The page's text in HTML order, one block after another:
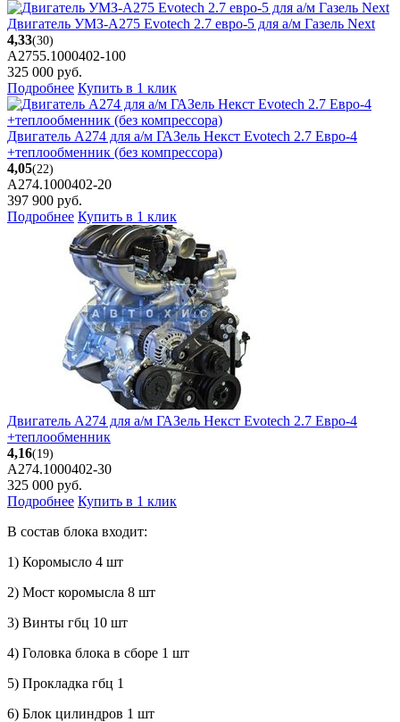
Двигатель УМЗ-А275 Evotech 2.7 евро-5 для а/м Газель Next
4,33(30)
А2755.1000402-100
325 000 руб.
Подробнее Купить в 1 клик
Двигатель А274 для а/м ГАЗель Некст Evotech 2.7 Евро-4
+теплообменник (без компрессора)
4,05(22)
A274.1000402-20
397 900 руб.
Подробнее Купить в 1 клик
Двигатель А274 для а/м ГАЗель Некст Evotech 2.7 Евро-4
+теплообменник
4,16(19)
A274.1000402-30
325 000 руб.
Подробнее Купить в 1 клик
В состав блока входит:
1) Коромысло 4 шт
2) Мост коромысла 8 шт
3) Винты гбц 10 шт
4) Головка блока в сборе 1 шт
5) Прокладка гбц 1
6) Блок цилиндров 1 шт